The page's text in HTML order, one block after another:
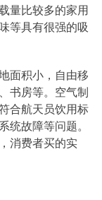
量比较多的家用
等具有很强的吸
面积小，自由移
书房等。空气制
合航天员饮用标
统故障等问题。
消费者买的实